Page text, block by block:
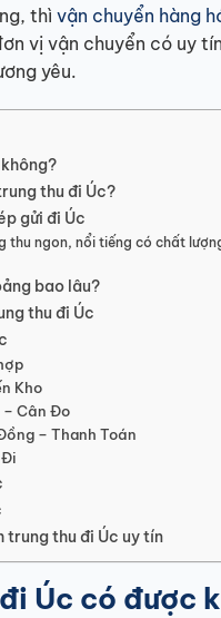
thì vận chuyển hàng
vị vận chuyển có uy
yêu.
thu đi Úc?
gửi đi Úc
thu ngon, nổi tiếng có chất
bao lâu?
thu đi Úc
Kho
– Cân Đo
– Thanh Toán
Đi
trung thu đi Úc uy tín
Úc có được